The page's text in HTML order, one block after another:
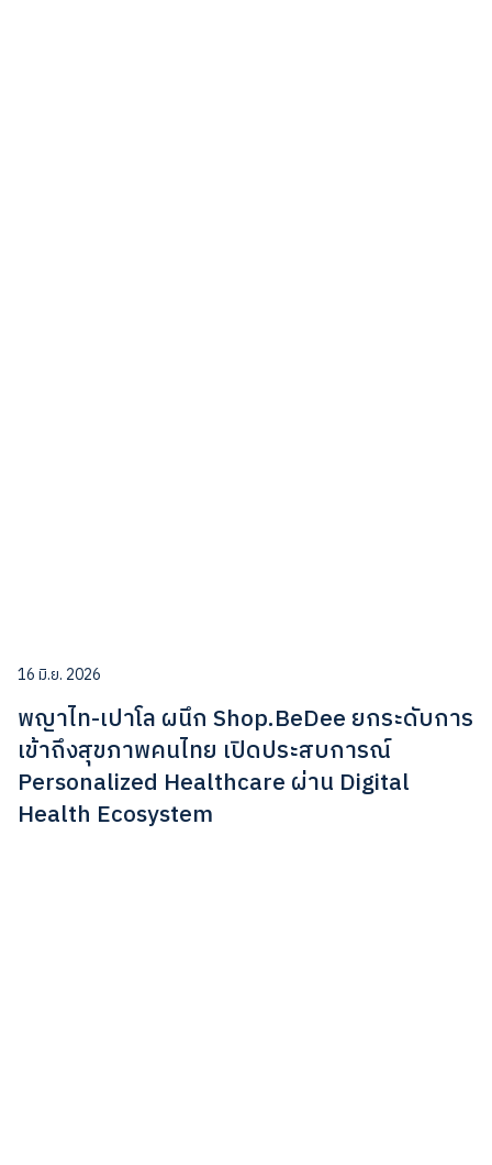
16 มิ.ย. 2026
พญาไท-เปาโล ผนึก Shop.BeDee ยกระดับการ
เข้าถึงสุขภาพคนไทย เปิดประสบการณ์
Personalized Healthcare ผ่าน Digital
Health Ecosystem